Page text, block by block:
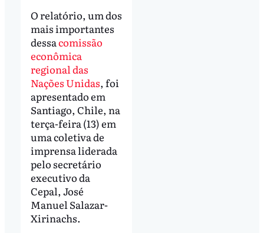
O relatório, um dos
mais importantes
dessacomissão
econômica
regional das
Nações Unidas, foi
apresentado em
Santiago, Chile, na
terça-feira (13) em
uma coletiva de
imprensa liderada
pelo secretário
executivo da
Cepal, José
Manuel Salazar-
Xirinachs.